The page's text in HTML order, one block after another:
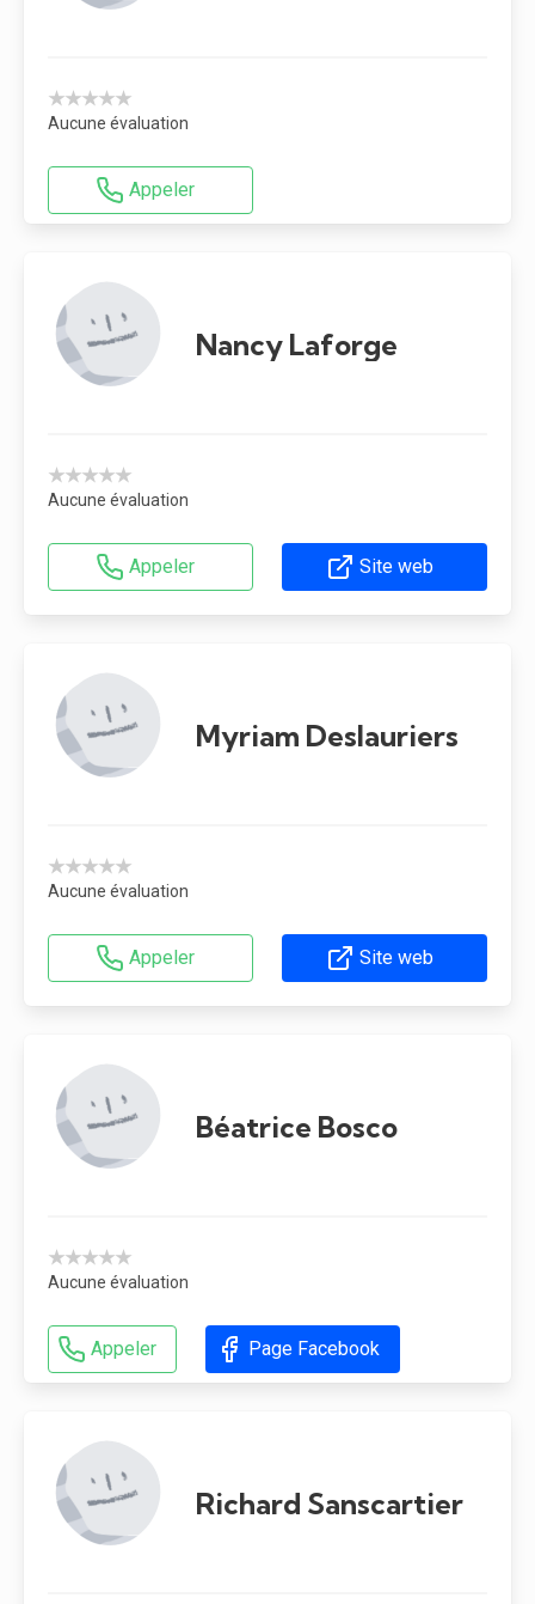
★★★★★
Aucune évaluation
Appeler
Nancy Laforge
★★★★★
Aucune évaluation
Appeler Site web
Myriam Deslauriers
★★★★★
Aucune évaluation
Appeler Site web
Béatrice Bosco
★★★★★
Aucune évaluation
Appeler Page Facebook
Richard Sanscartier